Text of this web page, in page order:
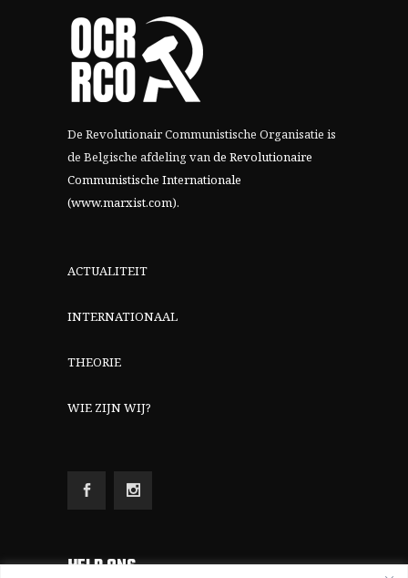
De Revolutionair Communistische Organisatie is
de Belgische afdeling vande Revolutionaire
Communistische Internationale
(www.marxist.com).
ACTUALITEIT
INTERNATIONAAL
THEORIE
WIE ZIJN WIJ?
HELP ONS